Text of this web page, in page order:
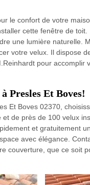
le confort de votre
cette fenêtre de
une lumière naturelle.
votre velux. Il dispose
pour accomplir
Presles Et Boves!
Et Boves 02370,
de près de 100 velux
et gratuitement
avec élégance.
couverture, que ce soit